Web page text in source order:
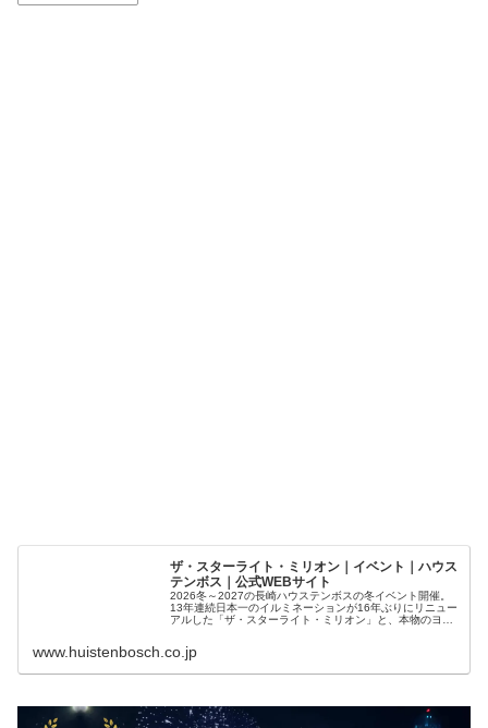
ザ・スターライト・ミリオン｜イベント｜ハウス
テンボス｜公式WEBサイト
2026冬～2027の長崎ハウステンボスの冬イベント開催。
13年連続日本一のイルミネーションが16年ぶりにリニュー
アルした「ザ・スターライト・ミリオン」と、本物のヨー
ださい。
www.huistenbosch.co.jp